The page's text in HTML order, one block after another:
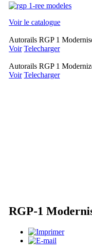
Voir le catalogue
Autorails RGP 1
Voir Telecharger
Autorails RGP 1
Voir Telecharger
RGP-1